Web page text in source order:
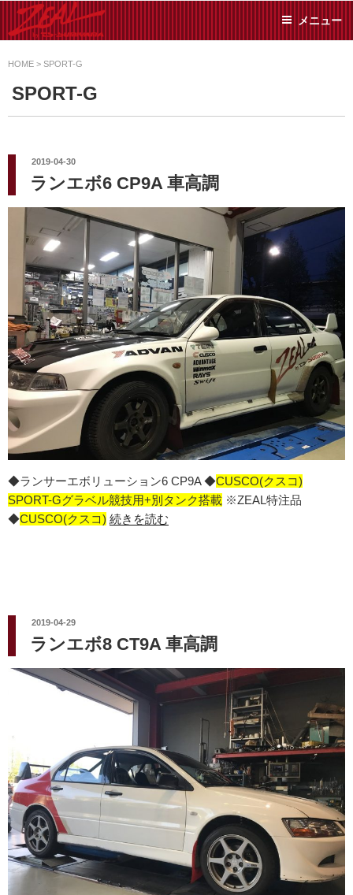
ンた日常メンテから各種チ
することならジャンルフ
リーでお任せください!
メニュー
HOME > SPORT-G
SPORT-G
投
稿
日:
2019-04-30
ランエボ6 CP9A 車高調
◆ランサーエボリューション6 CP9A ◆CUSCO(クスコ)
SPORT-Gグラベル競技用+別タンク搭載 ※ZEAL特注品
◆CUSCO(クスコ) 続きを読む
投
稿
日:
2019-04-29
ランエボ8 CT9A 車高調